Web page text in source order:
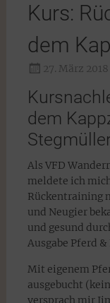
Kurs:
dem
27. März 2018
dem
Als VFD
meldete ich
Rückentraining
und Neugier
und gesund
Ausgabe Pferd &
Mit eigenem
ausgebucht
versprach mir